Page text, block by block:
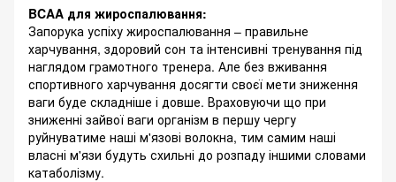
BCAA для жироспалювання:
Запорука успіху жироспалювання – правильне
харчування, здоровий сон та інтенсивні тренування під
наглядом грамотного тренера. Але без вживання
спортивного харчування досягти своєї мети зниження
ваги буде складніше і довше. Враховуючи що при
зниженні зайвої ваги організм в першу чергу
руйнуватиме наші м'язові волокна, тим самим наші
власні м'язи будуть схильні до розпаду іншими словами
катаболізму.